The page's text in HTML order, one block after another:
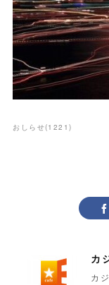
おしらせ(1221 )
カ